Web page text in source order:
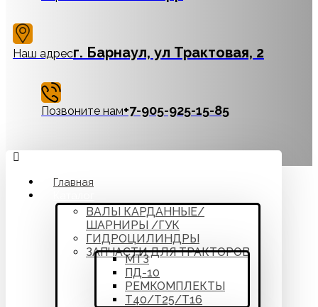
Наш адресг. Барнаул, ул Трактовая, 2
Позвоните нам‪+7-905-925-15-85
Главная
ВАЛЫ КАРДАННЫЕ/
ШАРНИРЫ /ГУК
ГИДРОЦИЛИНДРЫ
ЗАПЧАСТИ ДЛЯ ТРАКТОРОВ
МТЗ
ПД-10
РЕМКОМПЛЕКТЫ
Т40/Т25/Т16